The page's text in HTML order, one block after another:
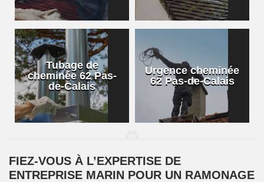
Tubage de
cheminée 62 Pas-
de-Calais
Urgence cheminée
62 Pas-de-Calais
FIEZ-VOUS À L’EXPERTISE DE
ENTREPRISE MARIN POUR UN RAMONAGE